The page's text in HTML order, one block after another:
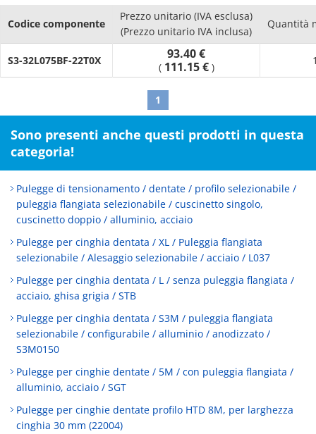
Codice componente
Prezzo unitario (IVA esclusa)
(Prezzo unitario IVA inclusa)
Quantità
S3-32L075BF-22T0X 93.40 €
( 111.15 € )
1
Sono presenti anche questi prodotti in questa
categoria!
Pulegge di tensionamento / dentate / profilo selezionabile /
puleggia flangiata selezionabile / cuscinetto singolo,
cuscinetto doppio / alluminio, acciaio
Pulegge per cinghia dentata / XL / Puleggia flangiata
selezionabile / Alesaggio selezionabile / acciaio / L037
Pulegge per cinghia dentata / L / senza puleggia flangiata /
acciaio, ghisa grigia / STB
Pulegge per cinghia dentata / S3M / puleggia flangiata
selezionabile / configurabile / alluminio / anodizzato /
S3M0150
Pulegge per cinghie dentate / 5M / con puleggia flangiata /
alluminio, acciaio / SGT
Pulegge per cinghie dentate profilo HTD 8M, per larghezza
cinghia 30 mm (22004)